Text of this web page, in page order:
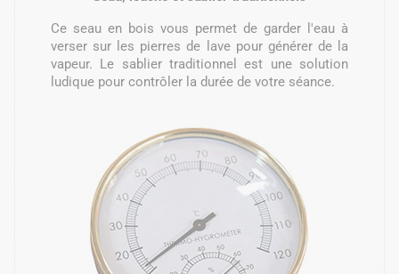
Ce seau en bois vous permet de garder l'eau à
verser sur les pierres de lave pour générer de la
vapeur. Le sablier traditionnel est une solution
ludique pour contrôler la durée de votre séance.